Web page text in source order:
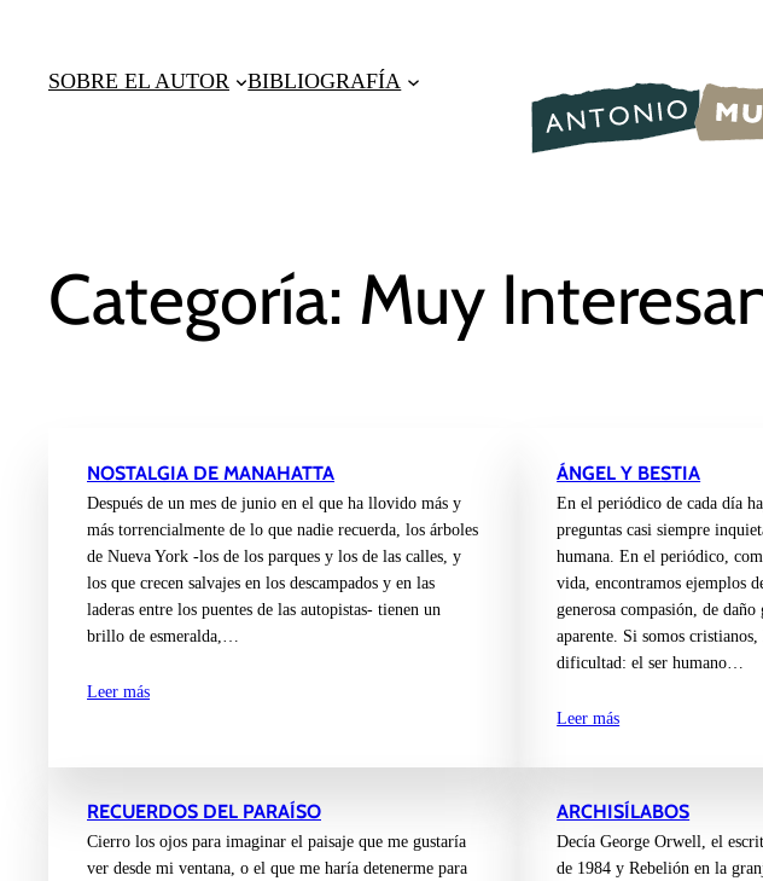
contenido
SOBRE EL AUTOR BIBLIOGRAFÍA
Categoría: Muy
NOSTALGIA DE MANAHATTA
Después de un mes de junio en el que ha llovido más y
más torrencialmente de lo que nadie recuerda, los árboles
de Nueva York -los de los parques y los de las calles, y
los que crecen salvajes en los descampados y en las
laderas entre los puentes de las autopistas- tienen un
brillo de esmeralda,…
Leer más
ÁNGEL Y BESTIA
En el periódico de cada día
preguntas casi siempre
humana. En el periódico,
vida, encontramos ejemplos
generosa compasión, de
aparente. Si somos
dificultad: el ser humano…
Leer más
RECUERDOS DEL PARAÍSO
Cierro los ojos para imaginar el paisaje que me gustaría
ver desde mi ventana, o el que me haría detenerme para
ARCHISÍLABOS
Decía George Orwell, el
de 1984 y Rebelión en la